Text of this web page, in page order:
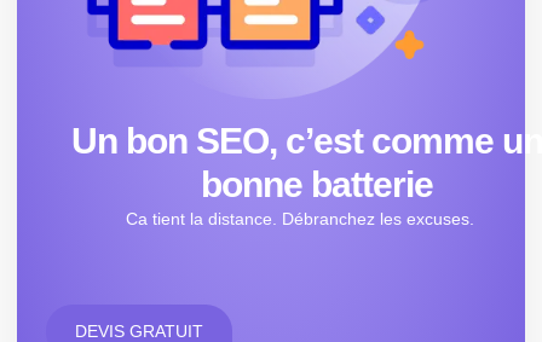
Un bon SEO, c’est comme
bonne batterie
Ca tient la distance. Débranchez les excuses.
DEVIS GRATUIT